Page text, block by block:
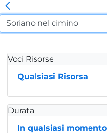
Voci Risorse
Qualsiasi Risorsa
Durata
In qualsiasi momento